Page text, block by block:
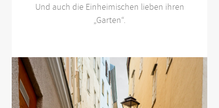
Und auch die Einheimischen lieben ihren
„Garten“.